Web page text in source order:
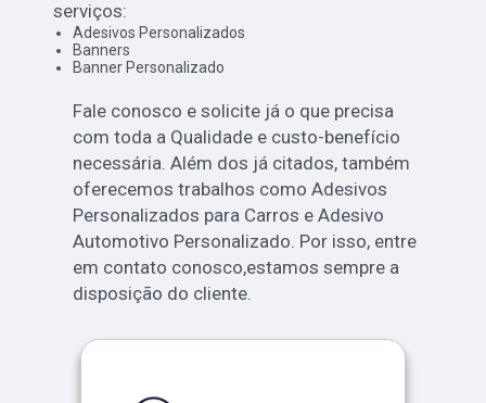
serviços:
Adesivos Personalizados
Banners
Banner Personalizado
Fale conosco e solicite já o que precisa
com toda a Qualidade e custo-benefício
necessária. Além dos já citados, também
oferecemos trabalhos como Adesivos
Personalizados para Carros e Adesivo
Automotivo Personalizado. Por isso, entre
em contato conosco,estamos sempre a
disposição do cliente.